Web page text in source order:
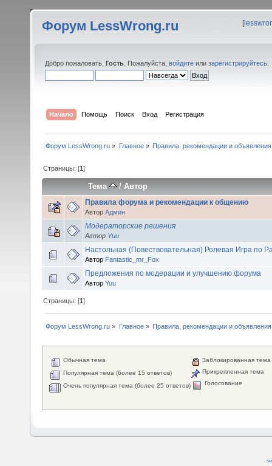
Форум LessWrong.ru [
Добро пожаловать, Гость . Пожалуйста, войдите или зарегистрируйтесь
Начало Помощь Поиск Вход Регистрация
Форум LessWrong.ru » Главное» Правила, рекомендации и объявления
Страницы: [1]
Тема /Автор
Правила форума и рекомендации к общению
Автор Админ
Модераторские решения
Автор Yuu
Настольная (Повествовательная) Ролевая Игра по
Автор Fantastic_mr_Fox
Предложения по модерации и улучшению форума
Автор Yuu
Страницы: [1]
Форум LessWrong.ru » Главное» Правила, рекомендации и объявления
Обычная тема
Популярная тема (более 15 ответов)
Очень популярная тема (более 25 ответов)
Заблокированная тема
Прикрепленная тема
Голосование